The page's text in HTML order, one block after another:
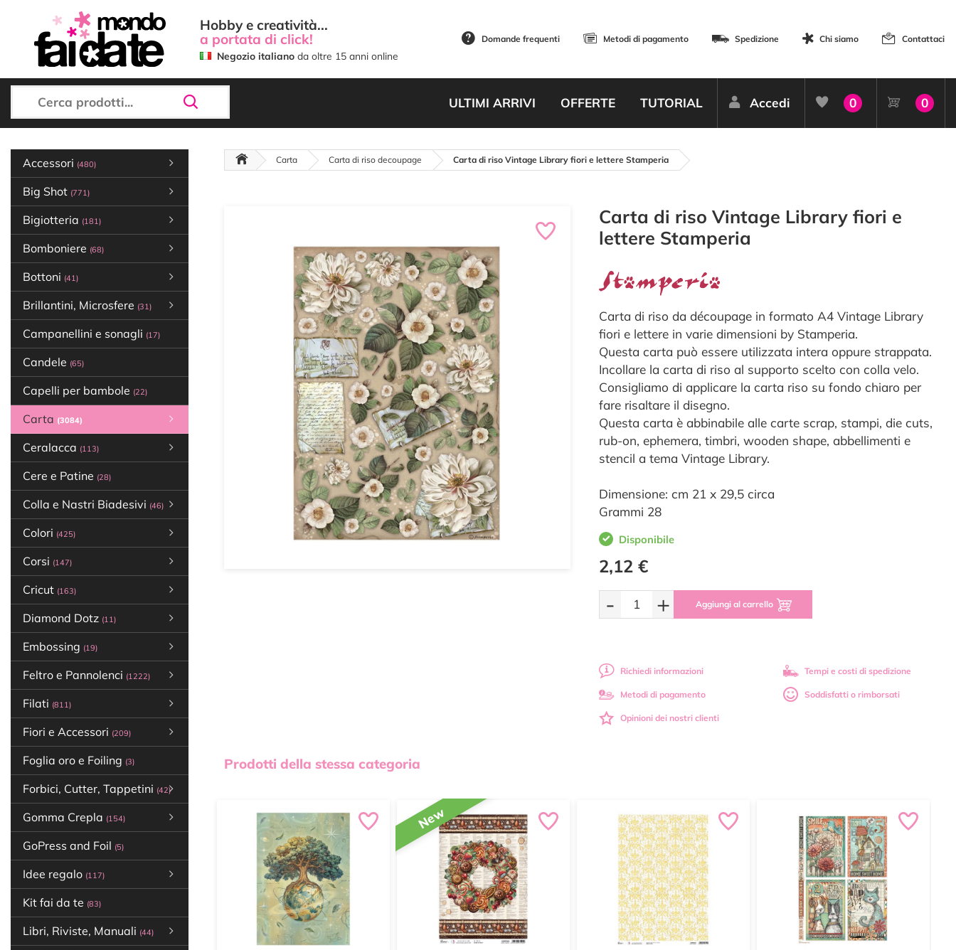
Hobby e creatività...
a portata di click!
Negozio italiano da oltre 15 anni online
Domande frequenti Metodi di pagamento Spedizione Chi siamo Contattaci
ULTIMI ARRIVI OFFERTE TUTORIAL Accedi 0 0
Accessori (480)
Big Shot (771)
Bigiotteria (181)
Bomboniere (68)
Bottoni (41)
Brillantini, Microsfere (31)
Campanellini e sonagli (17)
Candele (65)
Capelli per bambole (22)
Carta (3084)
Ceralacca (113)
Cere e Patine (28)
Colla e Nastri Biadesivi (46)
Colori (425)
Corsi (147)
Cricut (163)
Diamond Dotz (11)
Embossing (19)
Feltro e Pannolenci (1222)
Filati (811)
Fiori e Accessori (209)
Foglia oro e Foiling (3)
Forbici, Cutter, Tappetini (42)
Gomma Crepla (154)
GoPress and Foil (5)
Idee regalo (117)
Kit fai da te (83)
Libri, Riviste, Manuali (44)
Carta Carta di riso decoupage Carta di riso Vintage Library fiori e lettere Stamperia
Carta di riso Vintage Library fiori e
lettere Stamperia
Carta di riso da découpage in formato A4 Vintage Library
fiori e lettere in varie dimensioni by Stamperia.
Questa carta può essere utilizzata intera oppure strappata.
Incollare la carta di riso al supporto scelto con colla velo.
Consigliamo di applicare la carta riso su fondo chiaro per
fare risaltare il disegno.
Questa carta è abbinabile alle carte scrap, stampi, die cuts,
rub-on, ephemera, timbri, wooden shape, abbellimenti e
stencil a tema Vintage Library.
Dimensione: cm 21 x 29,5 circa
Grammi 28
Disponibile
2,12 €
- + Aggiungi al carrello
Richiedi informazioni Tempi e costi di spedizione
Metodi di pagamento Soddisfatti o rimborsati
Opinioni dei nostri clienti
Prodotti della stessa categoria
New